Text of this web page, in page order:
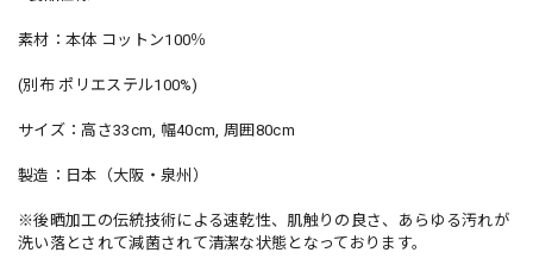
素材：本体 コットン100％
(別布 ポリエステル100%)
サイズ：高さ33cm, 幅40cm, 周囲80cm
製造：日本（大阪・泉州）
※後晒加工の伝統技術による速乾性、肌触りの良さ、あらゆる汚れが
洗い落とされて減菌されて清潔な状態となっております。